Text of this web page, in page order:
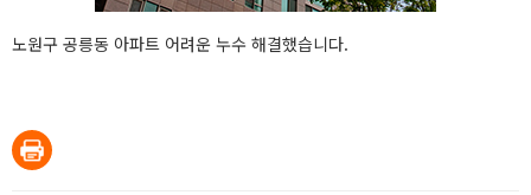
노원구 공릉동 아파트 어려운 누수 해결했습니다.